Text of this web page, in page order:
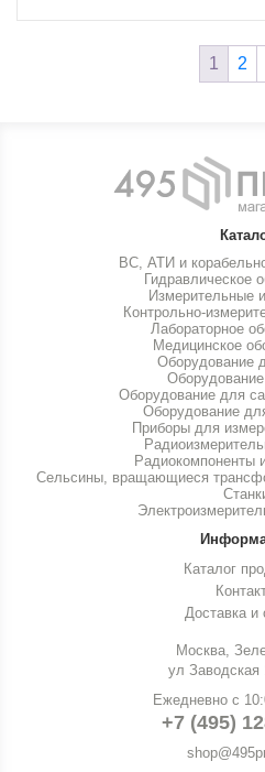
1 2
ВС, АТИ и
Гидравлическое
Измерительные
Контрольно-
Лабораторное
Медицинское
Оборудование
Оборудование для
Оборудование
Приборы для
Радиокомпоненты
Сельсины, вращающиеся
Каталог
Доставка и
Москва,
ул Заводская
Ежедневно с
+7 (495)